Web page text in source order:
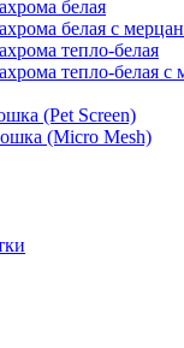
белая
белая с
тепло-белая
тепло-белая с
(Pet Screen)
(Micro Mesh)